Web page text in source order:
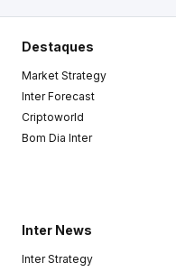
Destaques
Market Strategy
Inter Forecast
Criptoworld
Bom Dia Inter
Inter News
Inter Strategy